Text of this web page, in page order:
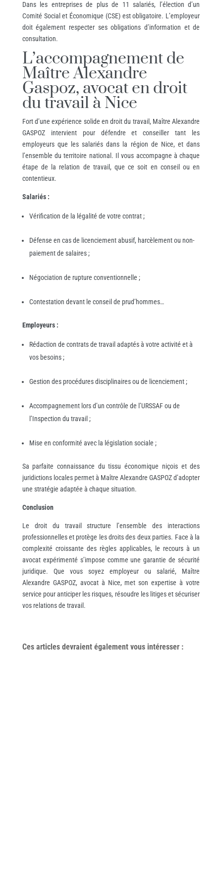
Dans les entreprises de plus de 11 salariés, l’élection d’un
Comité Social et Économique (CSE) est obligatoire. L’employeur
doit également respecter ses obligations d’information et de
consultation.
L’accompagnement de
Maître Alexandre
Gaspoz, avocat en droit
du travail à Nice
Fort d’une expérience solide en droit du travail, Maître Alexandre
GASPOZ intervient pour défendre et conseiller tant les
employeurs que les salariés dans la région de Nice, et dans
l’ensemble du territoire national. Il vous accompagne à chaque
étape de la relation de travail, que ce soit en conseil ou en
contentieux.
Salariés :
Vérification de la légalité de votre contrat ;
Défense en cas de licenciement abusif, harcèlement ou non-
paiement de salaires ;
Négociation de rupture conventionnelle ;
Contestation devant le conseil de prud’hommes…
Employeurs :
Rédaction de contrats de travail adaptés à votre activité et à
vos besoins ;
Gestion des procédures disciplinaires ou de licenciement ;
Accompagnement lors d’un contrôle de l’URSSAF ou de
l’Inspection du travail ;
Mise en conformité avec la législation sociale ;
Sa parfaite connaissance du tissu économique niçois et des
juridictions locales permet à Maître Alexandre GASPOZ d’adopter
une stratégie adaptée à chaque situation.
Conclusion
Le droit du travail structure l’ensemble des interactions
professionnelles et protège les droits des deux parties. Face à la
complexité croissante des règles applicables, le recours à un
avocat expérimenté s’impose comme une garantie de sécurité
juridique. Que vous soyez employeur ou salarié, Maître
Alexandre GASPOZ, avocat à Nice, met son expertise à votre
service pour anticiper les risques, résoudre les litiges et sécuriser
vos relations de travail.
Ces articles devraient également vous intéresser: